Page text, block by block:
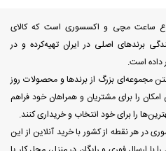
ساعت مچی و اکسسوری است که کالای
برندهای اصلی در ایران تهیه‌کرده و در
داده است.
مجموعه‌ای بزرگ از برندها و محصولات روز
را برای مشتریان و همراهان خود فراهم
را برای خود انتخاب و خریداری کنند.
در هر نقطه از کشور با خرید آنلاین از این